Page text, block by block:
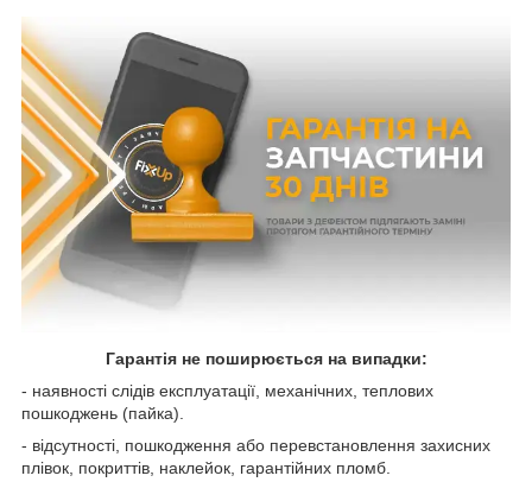
Гарантія не поширюється на випадки:
- наявності слідів експлуатації, механічних, теплових
пошкоджень (пайка).
- відсутності, пошкодження або перевстановлення захисних
плівок, покриттів, наклейок, гарантійних пломб.